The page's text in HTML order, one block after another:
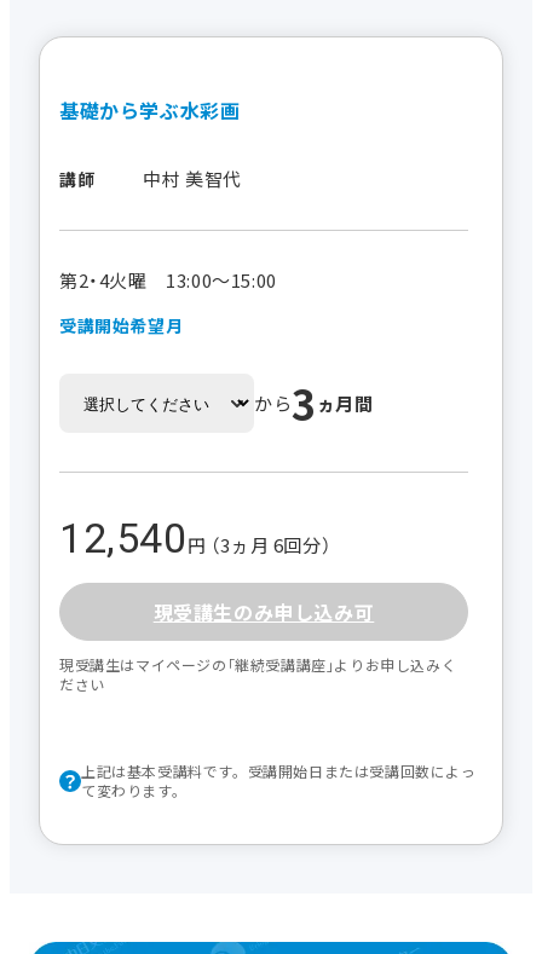
基礎から学ぶ水彩画
講師 中村 美智代
第2・4火曜 13:00～15:00
受講開始希望月
から3 ヵ月間
12,540円 （3ヵ月 6回分）
現受講生のみ申し込み可
現受講生はマイページの｢継続受講講座｣よりお申し込みく
ださい
上記は基本受講料です。受講開始日または受講回数によっ
て変わります。